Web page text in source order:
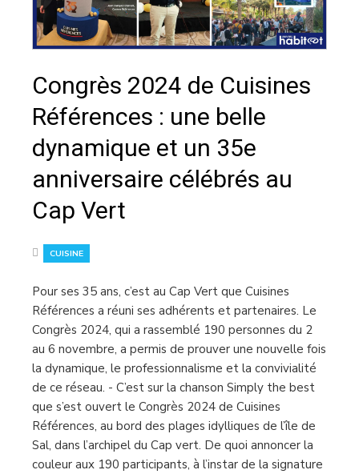
Congrès 2024 de Cuisines
Références : une belle
dynamique et un 35e
anniversaire célébrés au
Cap Vert
CUISINE
Pour ses 35 ans, c’est au Cap Vert que Cuisines
Références a réuni ses adhérents et partenaires. Le
Congrès 2024, qui a rassemblé 190 personnes du 2
au 6 novembre, a permis de prouver une nouvelle fois
la dynamique, le professionnalisme et la convivialité
de ce réseau. - C’est sur la chanson Simply the best
que s’est ouvert le Congrès 2024 de Cuisines
Références, au bord des plages idylliques de l’île de
Sal, dans l’archipel du Cap vert. De quoi annoncer la
couleur aux 190 participants, à l’instar de la signature